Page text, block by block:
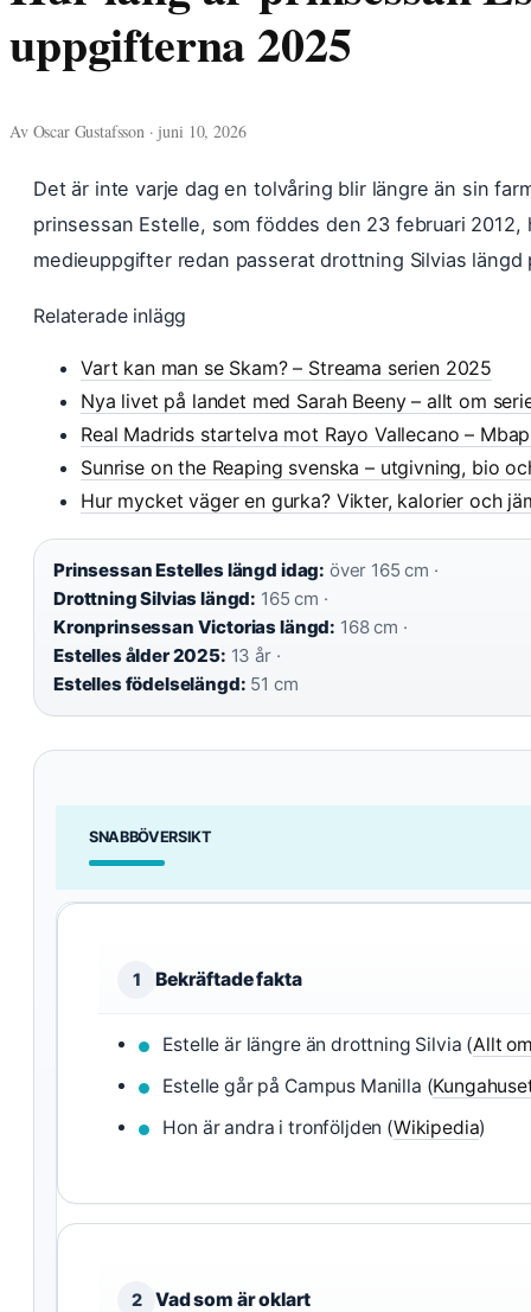
uppgifterna 2025
Av Oscar Gustafsson · juni 10, 2026
Det är inte varje dag en tolvåring blir längre än sin
prinsessan Estelle, som föddes den 23 februari
medieuppgifter redan passerat drottning Silvias längd
Relaterade inlägg
Vart kan man se Skam? – Streama serien 2025
Nya livet på landet med Sarah Beeny – allt om
Real Madrids startelva mot Rayo Vallecano –
Sunrise on the Reaping svenska – utgivning, bio
Hur mycket väger en gurka? Vikter, kalorier och
Prinsessan Estelles längd idag: över 165 cm ·
Drottning Silvias längd: 165 cm ·
Kronprinsessan Victorias längd: 168 cm ·
Estelles ålder 2025: 13 år ·
Estelles födelselängd: 51 cm
SNABBÖVERSIKT
1 Bekräftade fakta
Estelle är längre än drottning Silvia (Allt
Estelle går på Campus Manilla (
Hon är andra i tronföljden (Wikipedia)
2 Vad som är oklart